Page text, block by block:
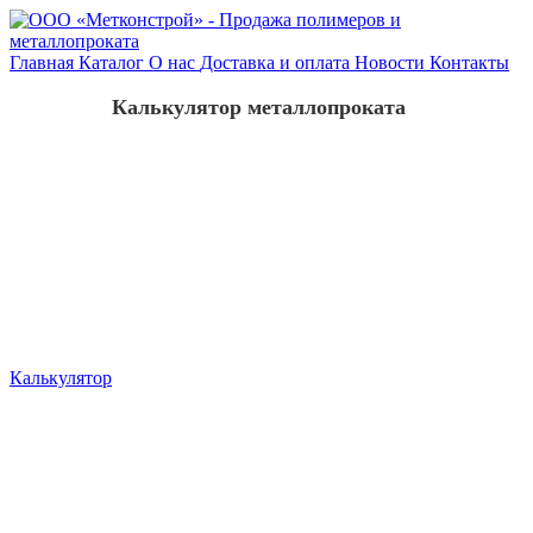
Главная Каталог О нас Доставка и оплата Новости Контакты
Калькулятор
Калькулятор металлопроката